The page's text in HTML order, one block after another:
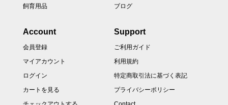
飼育用品
ブログ
Account
会員登録
マイアカウント
ログイン
カートを見る
Support
ご利用ガイド
利用規約
特定商取引法に基づく表記
プライバシーポリシー